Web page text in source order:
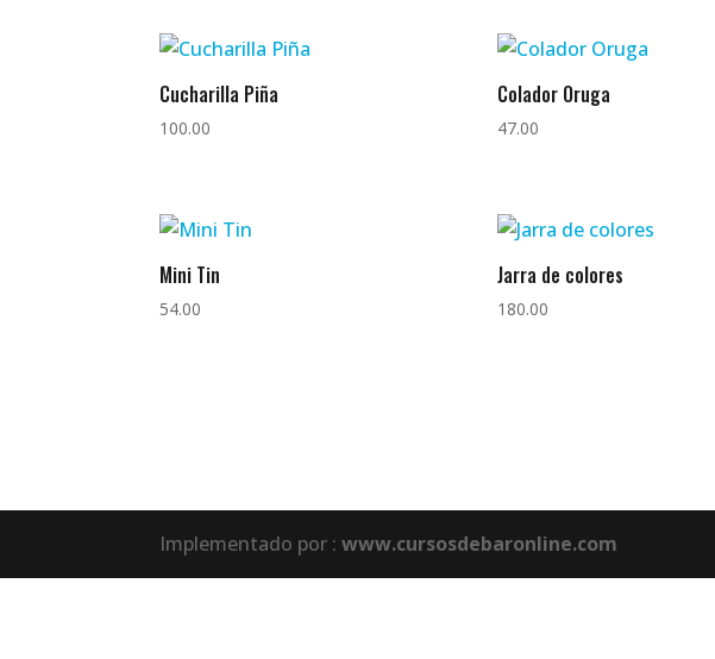
Cucharilla Piña
100.00
Colador Oruga
47.00
Mini Tin
54.00
Jarra de colores
180.00
Implementado por :www.cursosdebaronline.com